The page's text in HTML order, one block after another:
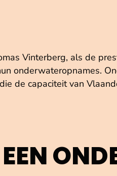
Vinterberg, als de
onderwateropnames.
de capaciteit van